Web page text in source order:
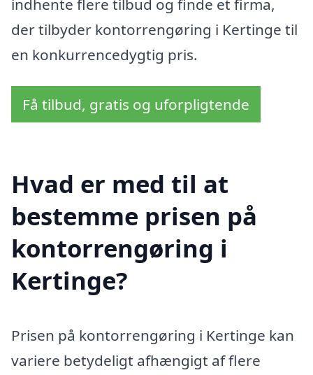
indhente flere tilbud og finde et firma,
der tilbyder kontorrengøring i Kertinge til
en konkurrencedygtig pris.
Få tilbud, gratis og uforpligtende
Hvad er med til at
bestemme prisen på
kontorrengøring i
Kertinge?
Prisen på kontorrengøring i Kertinge kan
variere betydeligt afhængigt af flere